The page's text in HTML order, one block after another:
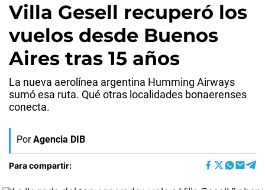
Villa Gesell recuperó los
vuelos desde Buenos
Aires tras 15 años
La nueva aerolínea argentina Humming Airways
sumó esa ruta. Qué otras localidades bonaerenses
conecta.
Por Agencia DIB
Para compartir: